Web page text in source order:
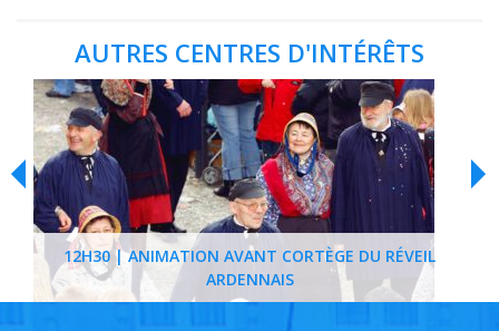
AUTRES CENTRES D'INTÉRÊTS
12H30 | ANIMATION AVANT CORTÈGE DU RÉVEIL
ARDENNAIS